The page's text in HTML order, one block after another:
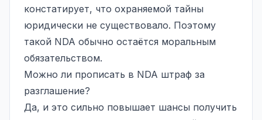
констатирует, что охраняемой тайны
юридически не существовало. Поэтому
такой NDA обычно остаётся моральным
обязательством.
Можно ли прописать в NDA штраф за
разглашение?
Да, и это сильно повышает шансы получить